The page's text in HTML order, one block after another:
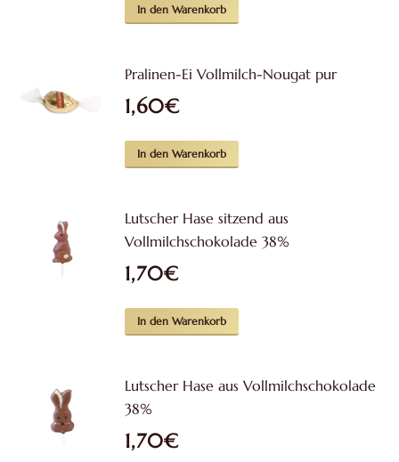
In den Warenkorb
Pralinen-Ei Vollmilch-Nougat pur
1,60€
In den Warenkorb
Lutscher Hase sitzend aus
Vollmilchschokolade 38%
1,70€
In den Warenkorb
Lutscher Hase aus Vollmilchschokolade
38%
1,70€